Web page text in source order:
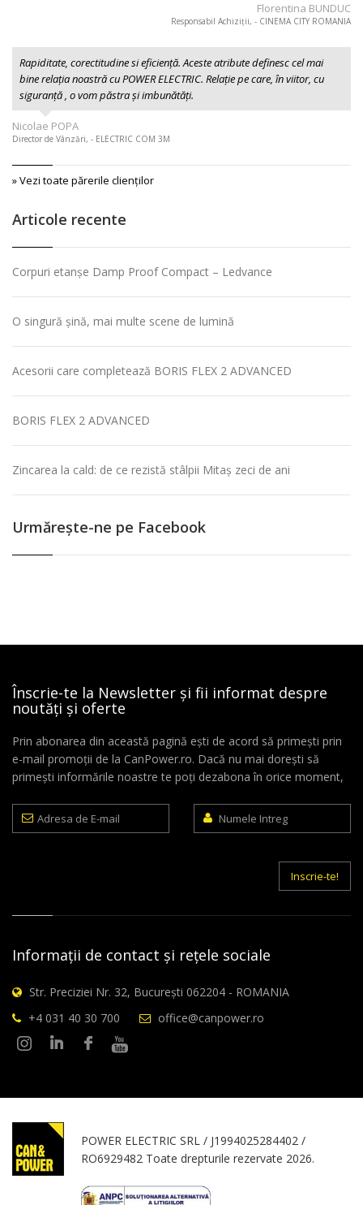
Florentina BUNDUC
Responsabil Achiziții, - CINEMA CITY ROMANIA
Rapiditate, corectitudine si eficiență. Aceste atribute definesc cel mai
bine relația noastră cu POWER ELECTRIC. Relație pe care, în viitor, cu
siguranță , o vom păstra și imbunătăți.
Nicolae POPA
Director de Vânzări, - ELECTRIC COM 3M
» Vezi toate părerile clienţilor
Articole recente
Corpuri etanșe Damp Proof Compact – Ledvance
O singură șină, mai multe scene de lumină
Acesorii care completează BORIS FLEX 2 ADVANCED
BORIS FLEX 2 ADVANCED
Zincarea la cald: de ce rezistă stâlpii Mitaș zeci de ani
Urmăreşte-ne pe Facebook
Înscrie-te la Newsletter și fii informat despre
noutăți și oferte
Prin abonarea din această pagină ești de acord să primești prin
e-mail promoții de la CanPower.ro. Dacă nu mai dorești să
primești informările noastre te poți dezabona în orice moment,
Adresa
de
Numele
Intreg
Inscrie-te!
Informații de contact și rețele sociale
Str. Preciziei Nr. 32, București 062204 - ROMANIA
+4 031 40 30 700
office@canpower.ro
POWER ELECTRIC SRL / J1994025284402 /
RO6929482 Toate drepturile rezervate 2026.